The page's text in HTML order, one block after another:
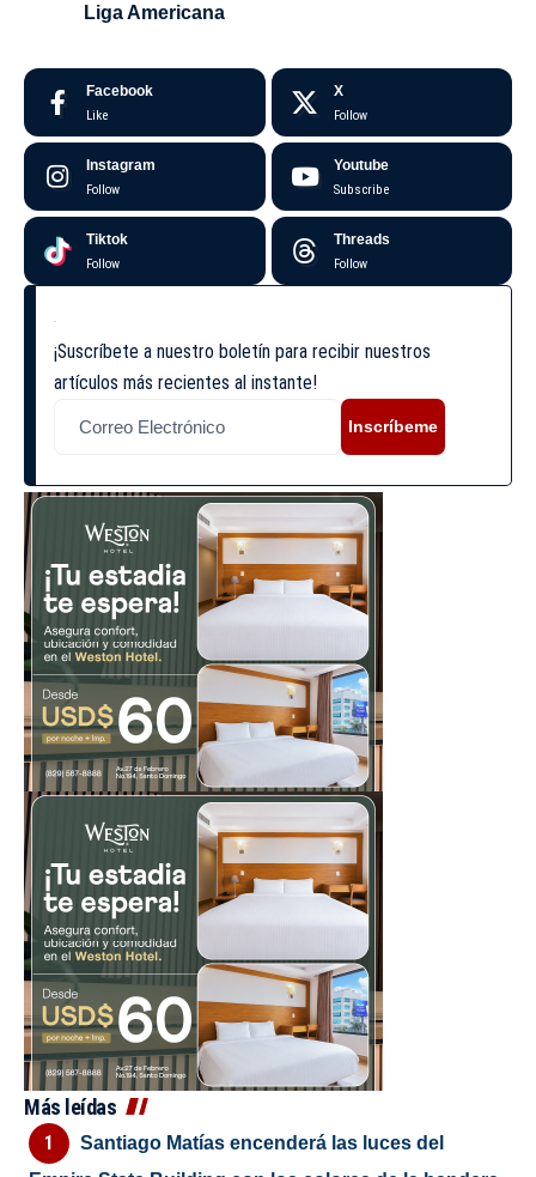
Liga Americana
Facebook
Like
X
Follow
Instagram
Follow
Youtube
Subscribe
Tiktok
Follow
Threads
Follow
¡Suscríbete a nuestro boletín para recibir nuestros
artículos más recientes al instante!
Inscríbeme
Más leídas
Santiago Matías encenderá las luces del